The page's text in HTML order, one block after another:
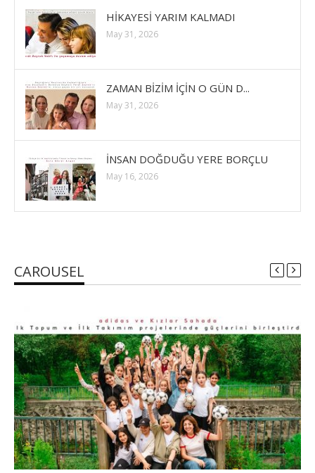
HİKAYESİ YARIM KALMADI
May 31, 2026
ZAMAN BİZİM İÇİN O GÜN D...
May 31, 2026
İNSAN DOĞDUĞU YERE BORÇLU
May 16, 2026
CAROUSEL